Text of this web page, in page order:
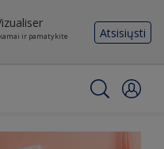
ir pamatykite
Atsisiųsti